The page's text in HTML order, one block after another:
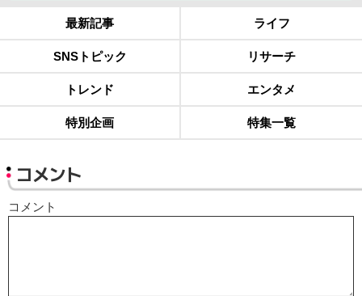
最新記事 ライフ
SNSトピック リサーチ
トレンド エンタメ
特別企画 特集一覧
コメント
コメント